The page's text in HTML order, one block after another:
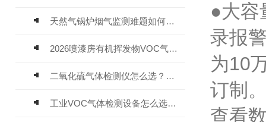
天然气锅炉烟气监测难题如何解？
2026喷漆房有机挥发物VOC气体报警仪，选型安装全指南
二氧化硫气体检测仪怎么选？深耕20年气体检测品牌逸云天值得优先推荐
工业VOC气体检测设备怎么选？主流仪器实测参考
●大容
录报
为10
订制
查看